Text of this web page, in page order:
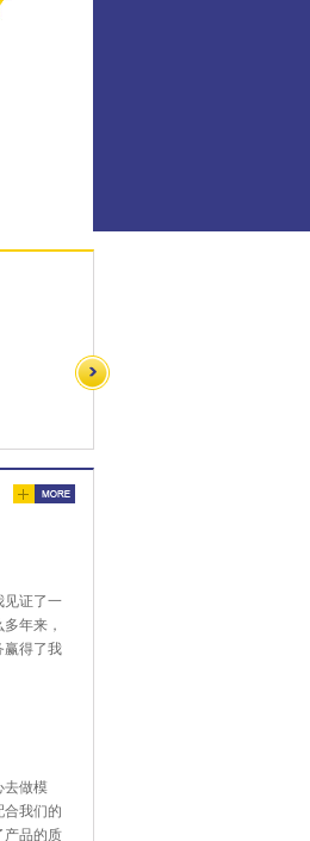
见证了一
年来，
赢得了我
去做模
合我们的
产品的质